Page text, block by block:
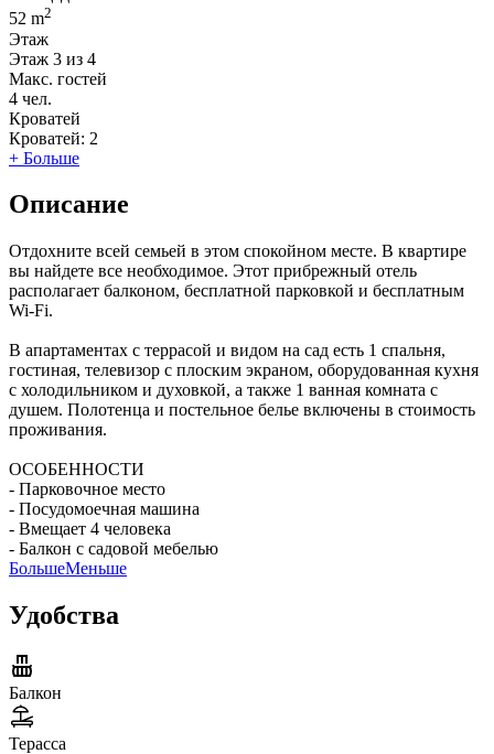
52 m2
Этаж
Этаж 3 из 4
Макс. гостей
4 чел.
Кроватей
Кроватей: 2
+ Больше
Описание
Отдохните всей семьей в этом спокойном месте. В квартире
вы найдете все необходимое. Этот прибрежный отель
располагает балконом, бесплатной парковкой и бесплатным
Wi-Fi.
В апартаментах с террасой и видом на сад есть 1 спальня,
гостиная, телевизор с плоским экраном, оборудованная кухня
с холодильником и духовкой, а также 1 ванная комната с
душем. Полотенца и постельное белье включены в стоимость
проживания.
ОСОБЕННОСТИ
- Парковочное место
- Посудомоечная машина
- Вмещает 4 человека
- Балкон с садовой мебелью
БольшеМеньше
Удобства
Балкон
Терасса